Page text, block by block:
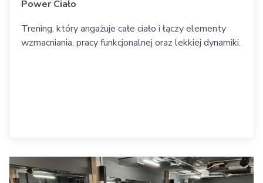
Power Ciało
Trening, który angażuje całe ciało i łączy elementy
wzmacniania, pracy funkcjonalnej oraz lekkiej dynamiki.